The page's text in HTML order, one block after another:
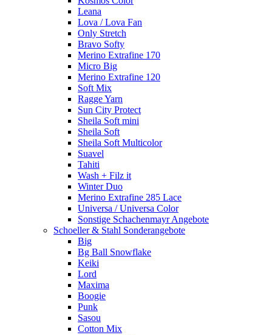
Leana
Lova / Lova Fan
Only Stretch
Bravo Softy
Merino Extrafine 170
Micro Big
Merino Extrafine 120
Soft Mix
Ragge Yarn
Sun City Protect
Sheila Soft mini
Sheila Soft
Sheila Soft Multicolor
Suavel
Tahiti
Wash + Filz it
Winter Duo
Merino Extrafine 285 Lace
Universa / Universa Color
Sonstige Schachenmayr Angebote
Schoeller & Stahl Sonderangebote
Big
Bg Ball Snowflake
Keiki
Lord
Maxima
Boogie
Punk
Sasou
Cotton Mix